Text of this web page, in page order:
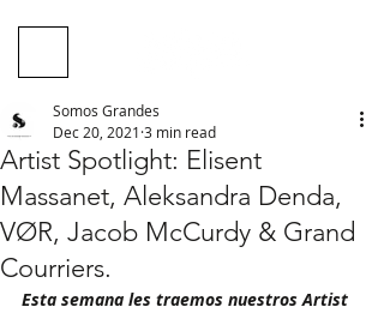
Artist Spotlight: Elisent
Massanet, Aleksandra Denda,
VØR, Jacob McCurdy & Grand
Courriers.
Somos Grandes
Dec 20, 2021 3 min read
Esta semana les traemos nuestros Artist